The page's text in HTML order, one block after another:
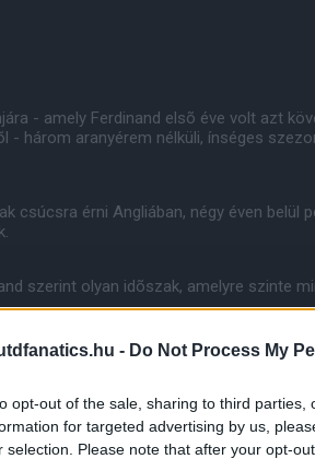
- Do Not Process My
opt-out of the sale, sharing to third
for targeted advertising by us,
selection. Please note that after your opt-
- amely Ferdinand elsõ éve volt azt
három aranyérem nélküli, ínséges
csúcsra érni Angliában, négy éven belül
szerint olyan idõszak, amelyre szinte
mint egy aranykorszakra" - tette
korszakáról van szó. Nagyszerû,
nem nyerünk semmit, borzasztó."